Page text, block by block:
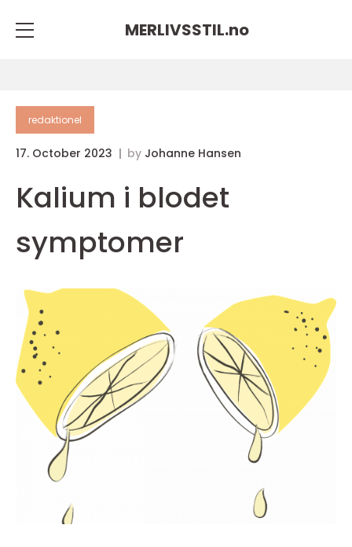
MERLIVSSTIL.no
redaktionel
17. October 2023 by Johanne Hansen
Kalium i blodet
symptomer